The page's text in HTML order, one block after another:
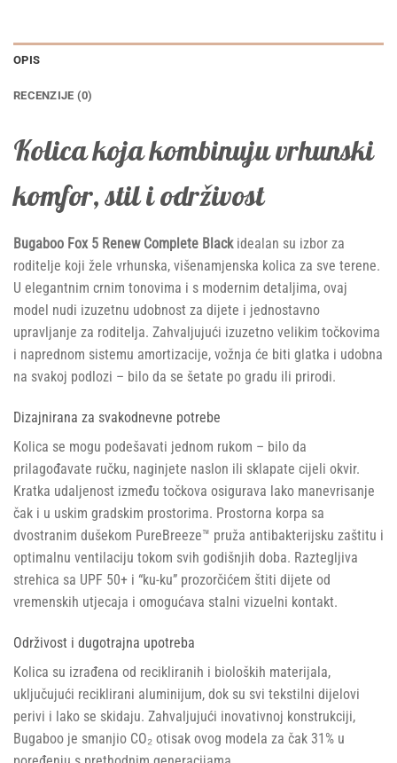
OPIS
RECENZIJE (0)
Kolica koja kombinuju vrhunski
komfor, stil i održivost
Bugaboo Fox 5 Renew Complete Black idealan su izbor za
roditelje koji žele vrhunska, višenamjenska kolica za sve terene.
U elegantnim crnim tonovima i s modernim detaljima, ovaj
model nudi izuzetnu udobnost za dijete i jednostavno
upravljanje za roditelja. Zahvaljujući izuzetno velikim točkovima
i naprednom sistemu amortizacije, vožnja će biti glatka i udobna
na svakoj podlozi – bilo da se šetate po gradu ili prirodi.
Dizajnirana za svakodnevne potrebe
Kolica se mogu podešavati jednom rukom – bilo da
prilagođavate ručku, naginjete naslon ili sklapate cijeli okvir.
Kratka udaljenost između točkova osigurava lako manevrisanje
čak i u uskim gradskim prostorima. Prostorna korpa sa
dvostranim dušekom PureBreeze™ pruža antibakterijsku zaštitu i
optimalnu ventilaciju tokom svih godišnjih doba. Raztegljiva
strehica sa UPF 50+ i “ku-ku” prozorčićem štiti dijete od
vremenskih utjecaja i omogućava stalni vizuelni kontakt.
Održivost i dugotrajna upotreba
Kolica su izrađena od recikliranih i bioloških materijala,
uključujući reciklirani aluminijum, dok su svi tekstilni dijelovi
perivi i lako se skidaju. Zahvaljujući inovativnoj konstrukciji,
Bugaboo je smanjio CO₂ otisak ovog modela za čak 31% u